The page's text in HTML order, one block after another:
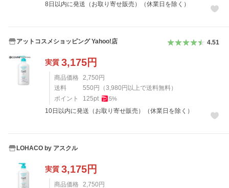
8日以内に発送（お取り寄せ販売）（休業日を除く）
アットコスメショッピング Yahoo!店 4.51
実質 3,175円
商品価格 2,750 円
送料
550 円 （3,980 円以上で送料無料）
ポイント
125pt 5%
10日以内に発送（お取り寄せ販売）（休業日を除く）
LOHACO by アスクル
実質 3,175円
商品価格 2,750 円